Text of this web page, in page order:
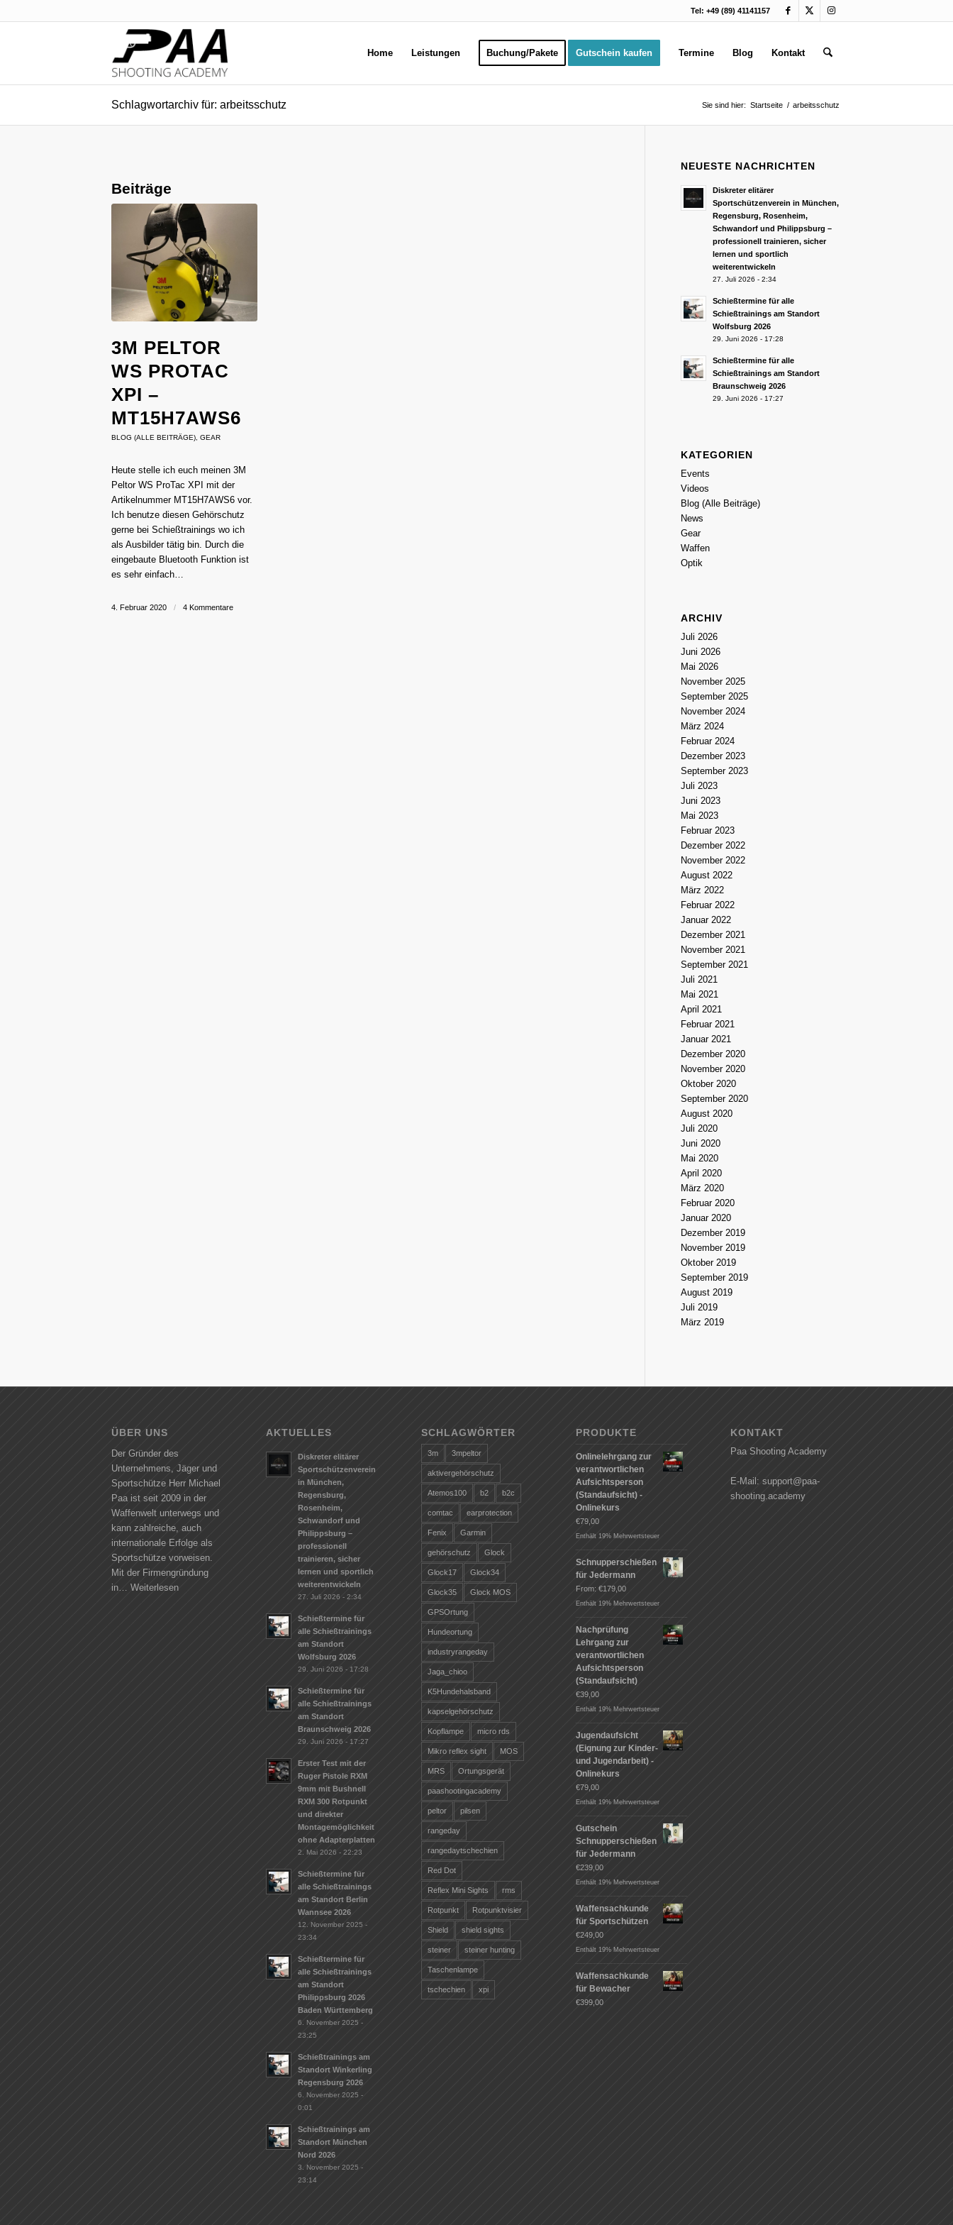
Tel: +49 (89) 41141157
Home Leistungen Buchung/Pakete Gutschein kaufen Termine Blog Kontakt
Schlagwortarchiv für: arbeitsschutz Sie sind hier: Startseite / arbeitsschutz
Beiträge
3M PELTOR
WS PROTAC
XPI –
MT15H7AWS6
BLOG (ALLE BEITRÄGE), GEAR
Heute stelle ich euch meinen 3M
Peltor WS ProTac XPI mit der
Artikelnummer MT15H7AWS6 vor.
Ich benutze diesen Gehörschutz
gerne bei Schießtrainings wo ich
als Ausbilder tätig bin. Durch die
eingebaute Bluetooth Funktion ist
es sehr einfach…
4. Februar 2020 / 4 Kommentare
NEUESTE NACHRICHTEN
Diskreter elitärer
Sportschützenverein in München,
Regensburg, Rosenheim,
Schwandorf und Philippsburg –
professionell trainieren, sicher
lernen und sportlich
weiterentwickeln
27. Juli 2026 - 2:34
Schießtermine für alle
Schießtrainings am Standort
Wolfsburg 2026
29. Juni 2026 - 17:28
Schießtermine für alle
Schießtrainings am Standort
Braunschweig 2026
29. Juni 2026 - 17:27
KATEGORIEN
Events
Videos
Blog (Alle Beiträge)
News
Gear
Waffen
Optik
ARCHIV
Juli 2026
Juni 2026
Mai 2026
November 2025
September 2025
November 2024
März 2024
Februar 2024
Dezember 2023
September 2023
Juli 2023
Juni 2023
Mai 2023
Februar 2023
Dezember 2022
November 2022
August 2022
März 2022
Februar 2022
Januar 2022
Dezember 2021
November 2021
September 2021
Juli 2021
Mai 2021
April 2021
Februar 2021
Januar 2021
Dezember 2020
November 2020
Oktober 2020
September 2020
August 2020
Juli 2020
Juni 2020
Mai 2020
April 2020
März 2020
Februar 2020
Januar 2020
Dezember 2019
November 2019
Oktober 2019
September 2019
August 2019
Juli 2019
März 2019
ÜBER UNS
Der Gründer des
Unternehmens, Jäger und
Sportschütze Herr Michael
Paa ist seit 2009 in der
Waffenwelt unterwegs und
kann zahlreiche, auch
internationale Erfolge als
Sportschütze vorweisen.
Mit der Firmengründung
in… Weiterlesen
AKTUELLES
Diskreter elitärer
Sportschützenverein
in München,
Regensburg,
Rosenheim,
Schwandorf und
Philippsburg –
professionell
trainieren, sicher
lernen und sportlich
weiterentwickeln
27. Juli 2026 - 2:34
Schießtermine für
alle Schießtrainings
am Standort
Wolfsburg 2026
29. Juni 2026 - 17:28
Schießtermine für
alle Schießtrainings
am Standort
Braunschweig 2026
29. Juni 2026 - 17:27
Erster Test mit der
Ruger Pistole RXM
9mm mit Bushnell
RXM 300 Rotpunkt
und direkter
Montagemöglichkeit
ohne Adapterplatten
2. Mai 2026 - 22:23
Schießtermine für
alle Schießtrainings
am Standort Berlin
Wannsee 2026
12. November 2025 -
23:34
Schießtermine für
alle Schießtrainings
am Standort
Philippsburg 2026
Baden Württemberg
6. November 2025 -
23:25
Schießtrainings am
Standort Winkerling
Regensburg 2026
6. November 2025 -
0:01
Schießtrainings am
Standort München
Nord 2026
3. November 2025 -
23:14
SCHLAGWÖRTER
3m 3mpeltor
aktivergehörschutz
Atemos100 b2 b2c
comtac earprotection
Fenix Garmin
gehörschutz Glock
Glock17 Glock34
Glock35 Glock MOS
GPSOrtung
Hundeortung
industryrangeday
Jaga_chioo
K5Hundehalsband
kapselgehörschutz
Kopflampe micro rds
Mikro reflex sight MOS
MRS Ortungsgerät
paashootingacademy
peltor pilsen
rangeday
rangedaytschechien
Red Dot
Reflex Mini Sights rms
Rotpunkt Rotpunktvisier
Shield shield sights
steiner steiner hunting
Taschenlampe
tschechien xpi
PRODUKTE
Onlinelehrgang zur
verantwortlichen
Aufsichtsperson
(Standaufsicht) -
Onlinekurs
€79,00
Enthält 19% Mehrwertsteuer
Schnupperschießen
für Jedermann
From:€179,00
Enthält 19% Mehrwertsteuer
Nachprüfung
Lehrgang zur
verantwortlichen
Aufsichtsperson
(Standaufsicht)
€39,00
Enthält 19% Mehrwertsteuer
Jugendaufsicht
(Eignung zur Kinder-
und Jugendarbeit) -
Onlinekurs
€79,00
Enthält 19% Mehrwertsteuer
Gutschein
Schnupperschießen
für Jedermann
€239,00
Enthält 19% Mehrwertsteuer
Waffensachkunde
für Sportschützen
€249,00
Enthält 19% Mehrwertsteuer
Waffensachkunde
für Bewacher
€399,00
KONTAKT
Paa Shooting Academy
E-Mail: support@paa-
shooting.academy